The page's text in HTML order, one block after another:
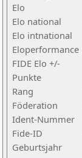
Elo
Elo national
Elo intnational
Eloperformance
FIDE Elo +/-
Punkte
Rang
Föderation
Ident-Nummer
Fide-ID
Geburtsjahr